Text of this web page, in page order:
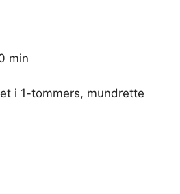
min
i 1-tommers, mundrette